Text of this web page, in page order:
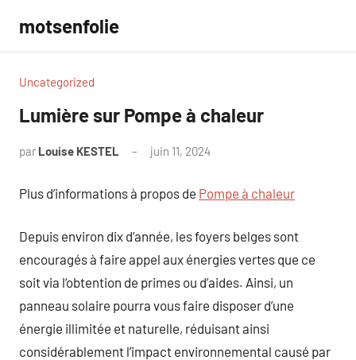
contenu
motsenfolie
Uncategorized
Lumière sur Pompe à chaleur
par Louise KESTEL juin 11, 2024
Plus d’informations à propos de Pompe à chaleur
Depuis environ dix d’année, les foyers belges sont
encouragés à faire appel aux énergies vertes que ce
soit via l’obtention de primes ou d’aides. Ainsi, un
panneau solaire pourra vous faire disposer d’une
énergie illimitée et naturelle, réduisant ainsi
considérablement l’impact environnemental causé par